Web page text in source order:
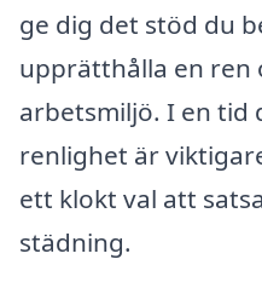
ge dig det stöd du
upprätthålla en ren
arbetsmiljö. I en tid
renlighet är
ett klokt val att
städning.